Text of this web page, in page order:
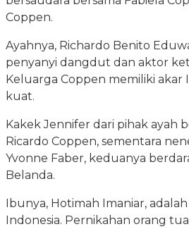
Coppen.
Ayahnya, Richardo Benito
penyanyi dangdut dan aktor
Keluarga Coppen memiliki akar
kuat.
Kakek Jennifer dari pihak ayah
Ricardo Coppen, sementara
Yvonne Faber, keduanya
Belanda.
Ibunya, Hotimah Imaniar,
Indonesia. Pernikahan orang